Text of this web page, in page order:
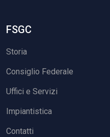
FSGC
Storia
Consiglio Federale
Uffici e Servizi
Impiantistica
Contatti